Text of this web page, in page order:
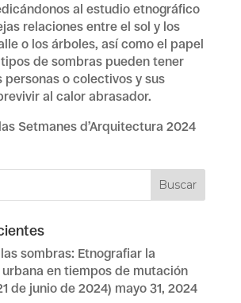
al estudio etnográfico
relaciones entre el sol y los
o los árboles, así como el papel
de sombras pueden tener
o colectivos y sus
al calor abrasador.
Setmanes d’Arquitectura 2024
sombras: Etnografiar la
en tiempos de mutación
de junio de 2024) mayo 31, 2024